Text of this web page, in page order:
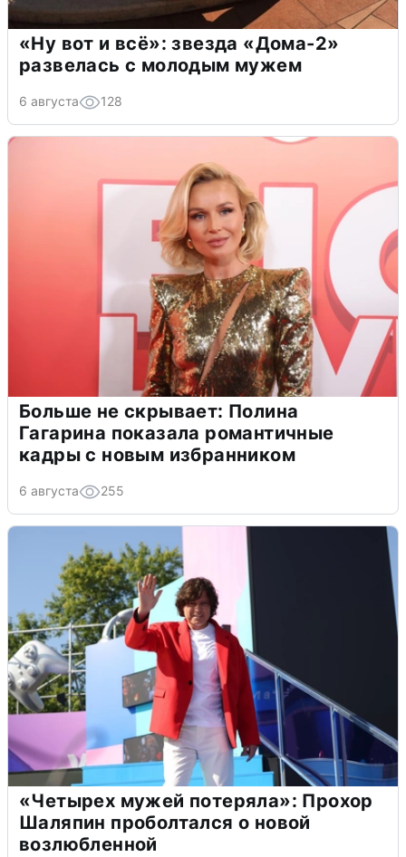
«Ну вот и всё»: звезда «Дома-2»
развелась с молодым мужем
6 августа 128
Больше не скрывает: Полина
Гагарина показала романтичные
кадры с новым избранником
6 августа 255
«Четырех мужей потеряла»: Прохор
Шаляпин проболтался о новой
возлюбленной